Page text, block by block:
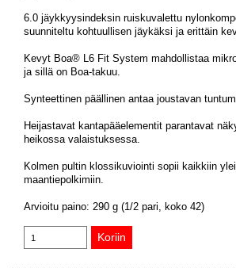
6.0 jäykkyysindeksin ruiskuvalettu
suunniteltu kohtuullisen jäykäksi ja erittäin
Kevyt Boa® L6 Fit System mahdollistaa
ja sillä on Boa-takuu.
Synteettinen päällinen antaa joustavan
Heijastavat kantapääelementit parantavat
heikossa valaistuksessa.
Kolmen pultin klossikuviointi sopii kaikkiin
maantiepolkimiin.
Arvioitu paino: 290 g (1/2 pari, koko 42)